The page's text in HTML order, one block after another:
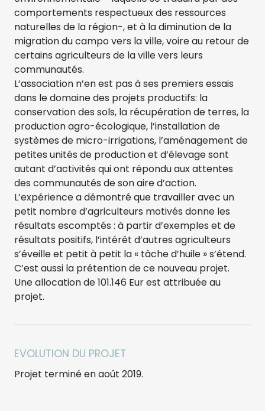
comportements respectueux des ressources
naturelles de la région-, et à la diminution de la
migration du campo vers la ville, voire au retour de
certains agriculteurs de la ville vers leurs
communautés.
L’association n’en est pas à ses premiers essais
dans le domaine des projets productifs: la
conservation des sols, la récupération de terres, la
production agro-écologique, l’installation de
systèmes de micro-irrigations, l’aménagement de
petites unités de production et d’élevage sont
autant d’activités qui ont répondu aux attentes
des communautés de son aire d’action.
L’expérience a démontré que travailler avec un
petit nombre d’agriculteurs motivés donne les
résultats escomptés : à partir d’exemples et de
résultats positifs, l’intérêt d’autres agriculteurs
s’éveille et petit à petit la « tâche d’huile » s’étend.
C’est aussi la prétention de ce nouveau projet.
Une allocation de 101.146 Eur est attribuée au
projet.
EVOLUTION DU PROJET
Projet terminé en août 2019.